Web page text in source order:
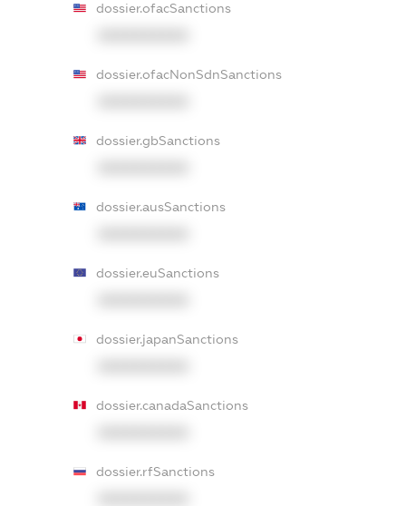
dossier.ofacSanctions
dossier.ofacNonSdnSanctions
dossier.gbSanctions
dossier.ausSanctions
dossier.euSanctions
dossier.japanSanctions
dossier.canadaSanctions
dossier.rfSanctions